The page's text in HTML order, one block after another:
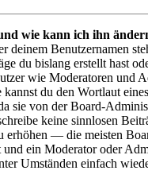
wie kann ich ihn
deinem Benutzernamen
du bislang erstellt hast
wie Moderatoren und
du den Wortlaut
sie von der Board-
keine sinnlosen
erhöhen — die meisten
und ein Moderator oder
Umständen einfach